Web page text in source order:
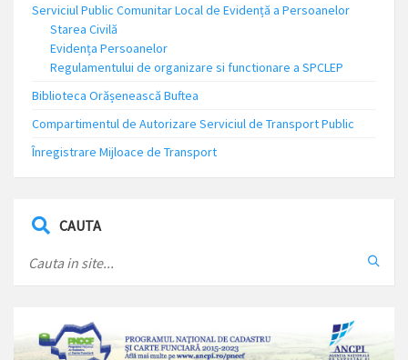
Serviciul Public Comunitar Local de Evidență a Persoanelor
Starea Civilă
Evidența Persoanelor
Regulamentului de organizare si functionare a SPCLEP
Biblioteca Orășenească Buftea
Compartimentul de Autorizare Serviciul de Transport Public
Înregistrare Mijloace de Transport
CAUTA